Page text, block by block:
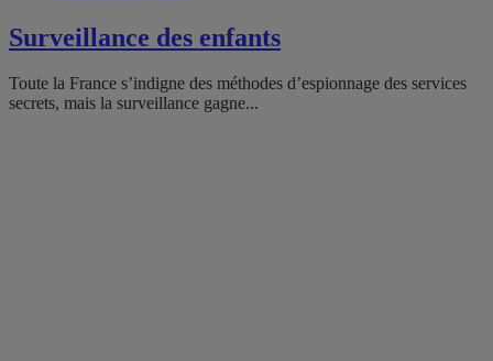
Surveillance des enfants
Toute la France s’indigne des méthodes d’espionnage des services
secrets, mais la surveillance gagne...